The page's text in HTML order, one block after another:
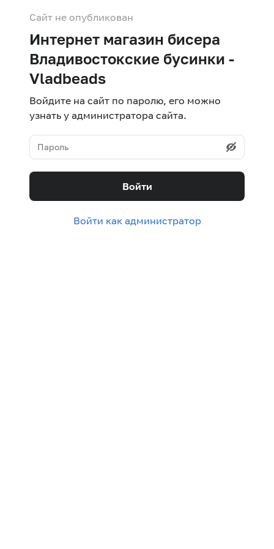
Сайт не опубликован
Интернет магазин бисера
Владивостокские бусинки -
Vladbeads
Войдите на сайт по паролю, его можно
узнать у администратора сайта.
Войти
Войти как администратор